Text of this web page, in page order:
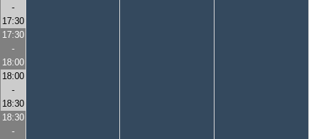
-
17:30
17:30
-
18:00
18:00
-
18:30
18:30
-